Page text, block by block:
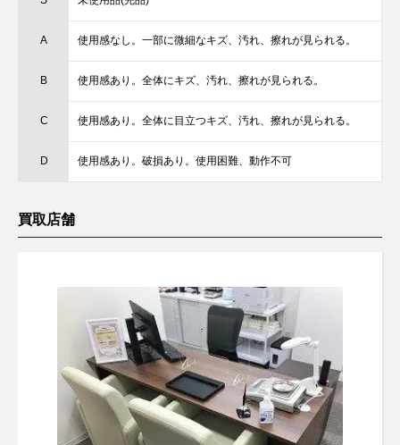
A 使用感なし。一部に微細なキズ、汚れ、擦れが見られる。
B 使用感あり。全体にキズ、汚れ、擦れが見られる。
C 使用感あり。全体に目立つキズ、汚れ、擦れが見られる。
D 使用感あり。破損あり。使用困難、動作不可
買取店舗